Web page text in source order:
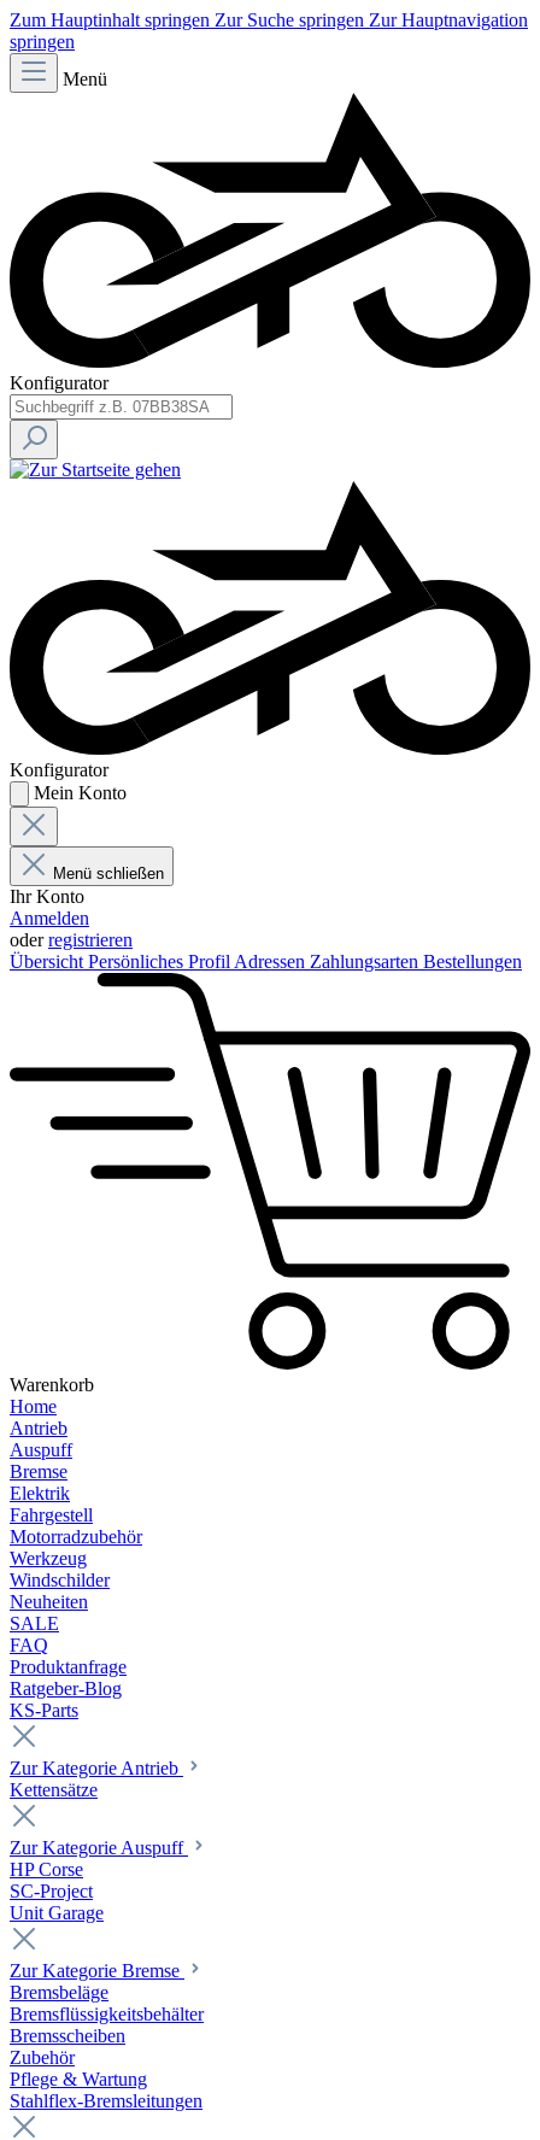
Zum Hauptinhalt springen Zur Suche springen Zur Hauptnavigation
springen
Menü
Konfigurator
Konfigurator
Mein Konto
Menü schließen
Ihr Konto
Anmelden
oderregistrieren
Übersicht Persönliches Profil Adressen Zahlungsarten Bestellungen
Warenkorb
Home
Antrieb
Auspuff
Bremse
Elektrik
Fahrgestell
Motorradzubehör
Werkzeug
Windschilder
Neuheiten
SALE
FAQ
Produktanfrage
Ratgeber-Blog
KS-Parts
Zur Kategorie Antrieb
Kettensätze
Zur Kategorie Auspuff
HP Corse
SC-Project
Unit Garage
Zur Kategorie Bremse
Bremsbeläge
Bremsflüssigkeitsbehälter
Bremsscheiben
Zubehör
Pflege & Wartung
Stahlflex-Bremsleitungen